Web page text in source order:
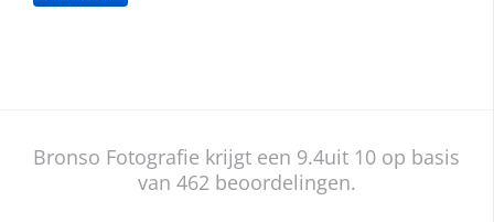
Bronso Fotografie krijgt een 9.4uit 10 op basis
van 462beoordelingen.